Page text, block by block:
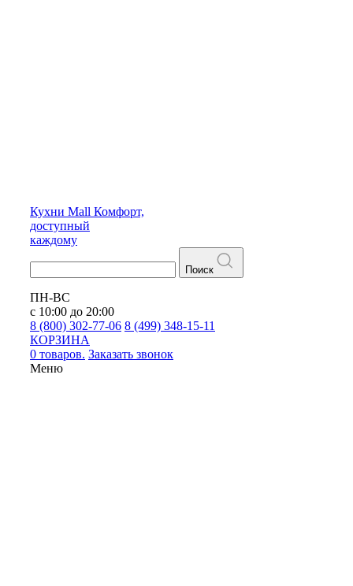
Кухни Mall Комфорт,
доступный
каждому
Поиск
ПН-ВС
с 10:00 до 20:00
8 (800) 302-77-06 8 (499) 348-15-11
КОРЗИНА
0 товаров. Заказать звонок
Меню